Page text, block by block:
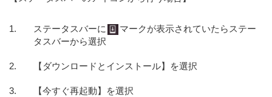
ステータスバーに
マークが表示されていたらステー
タスバーから選択
【ダウンロードとインストール】を選択
【今すぐ再起動】を選択